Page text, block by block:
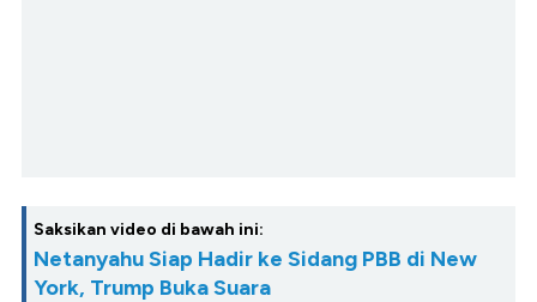
Saksikan video di bawah ini:
Netanyahu Siap Hadir ke Sidang PBB di New
York, Trump Buka Suara